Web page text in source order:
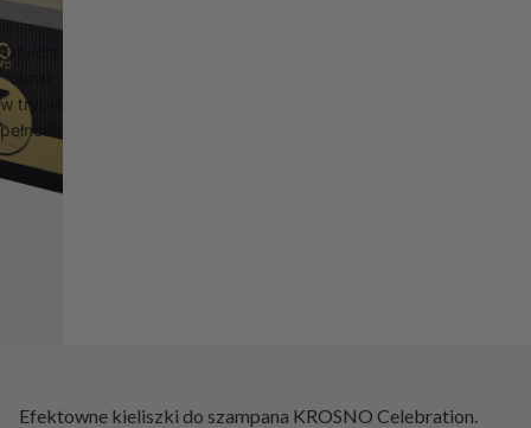
Otwórz
obraz
w trybie
pełnoekranowym
Efektowne kieliszki do szampana KROSNO Celebration.